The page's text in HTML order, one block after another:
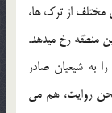
از ترک ها،
منطقه رخ میدهد.
به شیعیان صادر
روایت، هم می